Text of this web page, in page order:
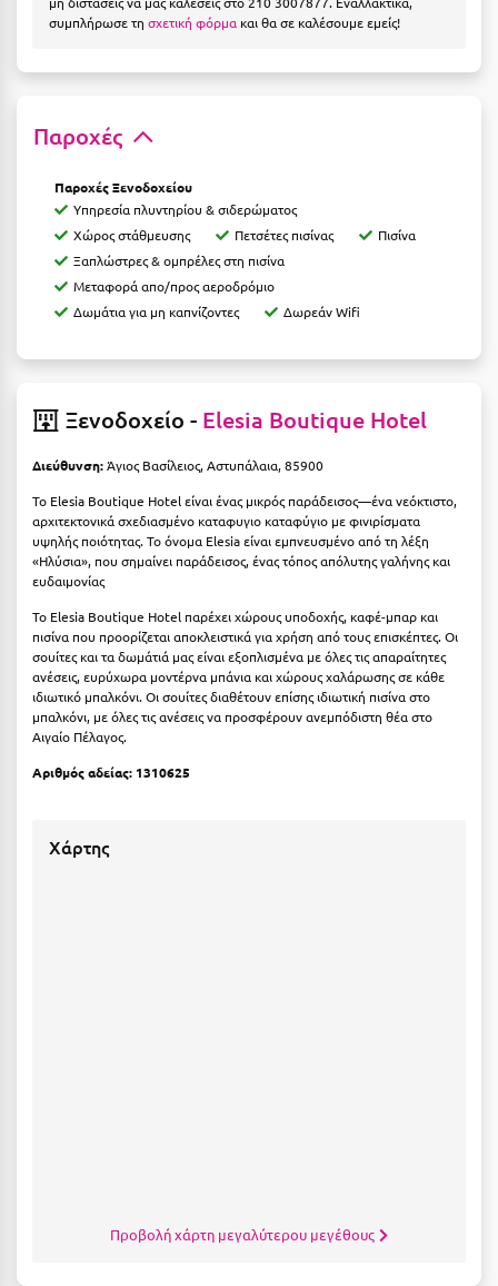
Ερμιόνη
Ζαγοροχώρια
Ζάκυνθος
Θάσος
Θεσσαλονίκη
Ιεράπετρα
Ιθάκη
Ικαρία
Ίος
συμπλήρωσε τη σχετική φόρμα και θα σε καλέσουμε εμείς!
Παροχές
Παροχές Ξενοδοχείου
Υπηρεσία πλυντηρίου & σιδερώματος
Χώρος στάθμευσης
Πετσέτες πισίνας
Πισίνα
Ξαπλώστρες & ομπρέλες στη πισίνα
Μεταφορά απο/προς αεροδρόμιο
Δωμάτια για μη καπνίζοντες
Δωρεάν Wifi
Ξενοδοχείο - Elesia Boutique Hotel
Διεύθυνση:Άγιος Βασίλειος, Αστυπάλαια, 85900
Το Elesia Boutique Hotel είναι ένας μικρός παράδεισος—ένα νεόκτιστο,
αρχιτεκτονικά σχεδιασμένο καταφυγιο καταφύγιο με φινιρίσματα
υψηλής ποιότητας. Το όνομα Elesia είναι εμπνευσμένο από τη λέξη
«Ηλύσια», που σημαίνει παράδεισος, ένας τόπος απόλυτης γαλήνης και
ευδαιμονίας
Το Elesia Boutique Hotel παρέχει χώρους υποδοχής, καφέ-μπαρ και
πισίνα που προορίζεται αποκλειστικά για χρήση από τους επισκέπτες. Οι
σουίτες και τα δωμάτιά μας είναι εξοπλισμένα με όλες τις απαραίτητες
ανέσεις, ευρύχωρα μοντέρνα μπάνια και χώρους χαλάρωσης σε κάθε
ιδιωτικό μπαλκόνι. Οι σουίτες διαθέτουν επίσης ιδιωτική πισίνα στο
μπαλκόνι, με όλες τις ανέσεις να προσφέρουν ανεμπόδιστη θέα στο
Αιγαίο Πέλαγος.
Αριθμός αδείας: 1310625
Χάρτης
Προβολή χάρτη μεγαλύτερου μεγέθους